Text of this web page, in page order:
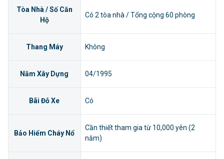
Tòa Nhà / Số Căn
Hộ
Có 2 tòa nhà / Tổng cộng 60 phòng
Thang Máy Không
Năm Xây Dựng 04/1995
Bãi Đỗ Xe Có
Bảo Hiểm Cháy Nổ
Cần thiết tham gia từ 10,000 yên (2
năm)